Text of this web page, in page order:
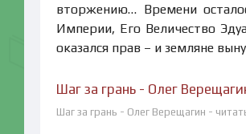
вторжению… Времени
Империи, Его Величество
оказался прав – и земляне
Шаг за грань - Олег
Шаг за грань - Олег Верещагин -